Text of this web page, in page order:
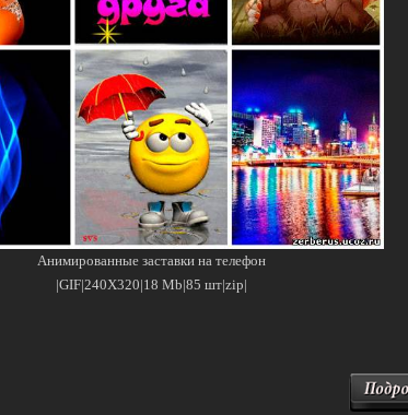
Анимированные заставки на телефон
|GIF|240Х320|18 Mb|85 шт|zip|